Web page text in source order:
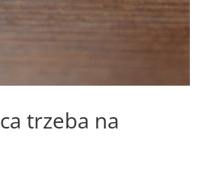
trzeba na